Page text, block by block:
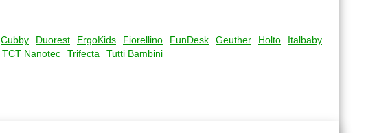
Cubby Duorest ErgoKids Fiorellino FunDesk Geuther Holto
Italbaby
TCT Nanotec Trifecta Tutti Bambini